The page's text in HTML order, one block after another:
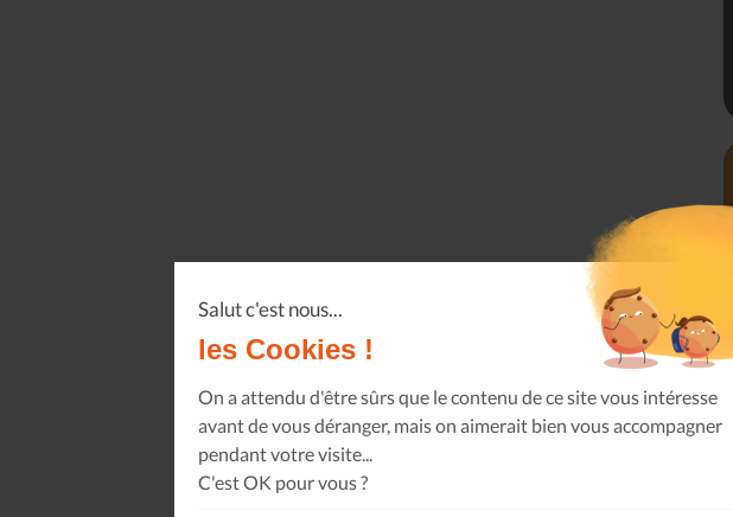
Salut c'est nous...
les Cookies !
On a attendu d'être sûrs que le contenu de ce site vous intéresse
avant de vous déranger, mais on aimerait bien vous accompagner
pendant votre visite...
C'est OK pour vous ?